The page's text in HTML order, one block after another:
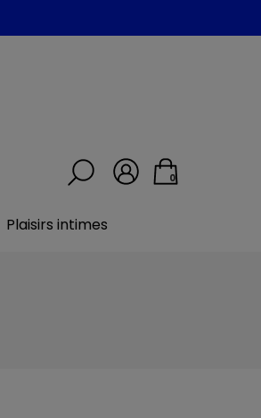
0
Plaisirs intimes